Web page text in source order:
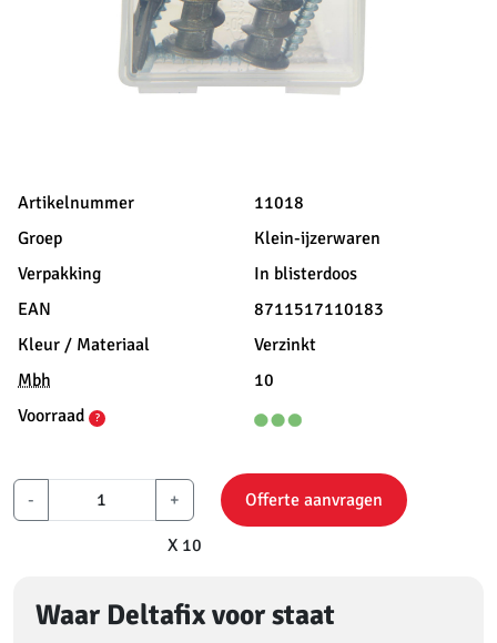
Artikelnummer
11018
Groep
Klein-ijzerwaren
Verpakking
In blisterdoos
EAN
8711517110183
Kleur / Materiaal
Verzinkt
Mbh
10
Voorraad
?
- +
X 10
Offerte aanvragen
Waar Deltafix voor staat